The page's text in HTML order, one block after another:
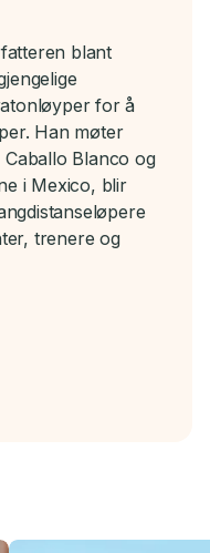
blant
for å
Han møter
Blanco og
i Mexico, blir
trenere og